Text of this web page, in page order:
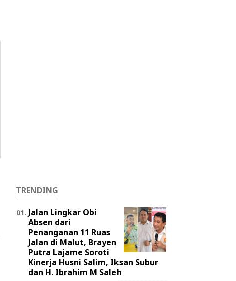
TRENDING
Jalan Lingkar Obi
Absen dari
Penanganan 11 Ruas
Jalan di Malut, Brayen
Putra Lajame Soroti
Kinerja Husni Salim, Iksan Subur
dan H. Ibrahim M Saleh